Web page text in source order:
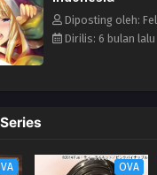
awal dari neraka di sarang
Diposting oleh:
Dirilis: 6 bulan lalu
OVA